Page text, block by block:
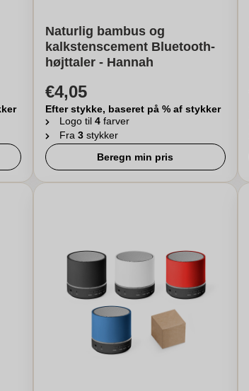
Naturlig bambus og
kalkstenscement Bluetooth-
højttaler - Hannah
€4,05
Efter stykke, baseret på % af stykker
Logo til 4 farver
Fra 3 stykker
Beregn min pris